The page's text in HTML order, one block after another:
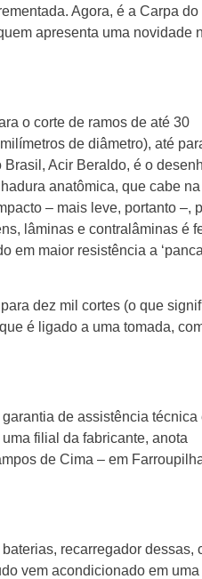
Agora, é a Carpa do
apresenta uma novidade
o corte de ramos de até 30
de diâmetro), até
Acir Beraldo, é o
anatômica, que cabe na
– mais leve, portanto –,
lâminas e contralâminas é
em maior resistência a
dez mil cortes (o que
é ligado a uma tomada,
de assistência técnica
filial da fabricante, anota
de Cima – em
recarregador dessas,
vem acondicionado em uma